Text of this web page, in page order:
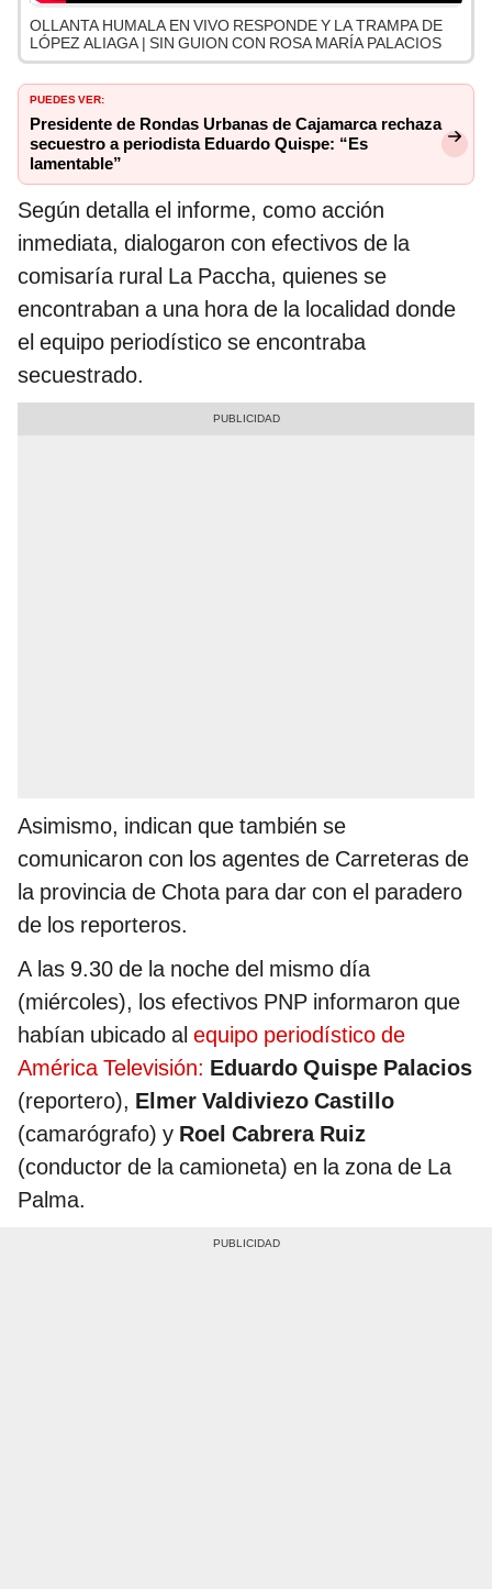
OLLANTA HUMALA EN VIVO RESPONDE Y LA TRAMPA DE
LÓPEZ ALIAGA | SIN GUION CON ROSA MARÍA PALACIOS
PUEDES VER:
Presidente de Rondas Urbanas de Cajamarca rechaza
secuestro a periodista Eduardo Quispe: “Es
lamentable”
Según detalla el informe, como acción
inmediata, dialogaron con efectivos de la
comisaría rural La Paccha, quienes se
encontraban a una hora de la localidad donde
el equipo periodístico se encontraba
secuestrado.
Asimismo, indican que también se
comunicaron con los agentes de Carreteras de
la provincia de Chota para dar con el paradero
de los reporteros.
A las 9.30 de la noche del mismo día
(miércoles), los efectivos PNP informaron que
habían ubicado al equipo periodístico de
América Televisión: Eduardo Quispe Palacios
(reportero), Elmer Valdiviezo Castillo
(camarógrafo) y Roel Cabrera Ruiz
(conductor de la camioneta) en la zona de La
Palma.